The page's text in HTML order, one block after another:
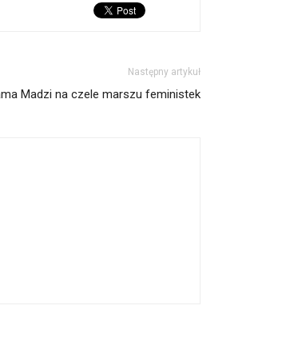
Następny artykuł
Madzi na czele marszu feministek